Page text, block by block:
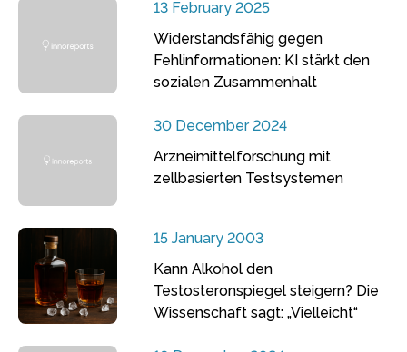
13 February 2025
Widerstandsfähig gegen
Fehlinformationen: KI stärkt den
sozialen Zusammenhalt
30 December 2024
Arzneimittelforschung mit
zellbasierten Testsystemen
15 January 2003
Kann Alkohol den
Testosteronspiegel steigern? Die
Wissenschaft sagt: „Vielleicht“